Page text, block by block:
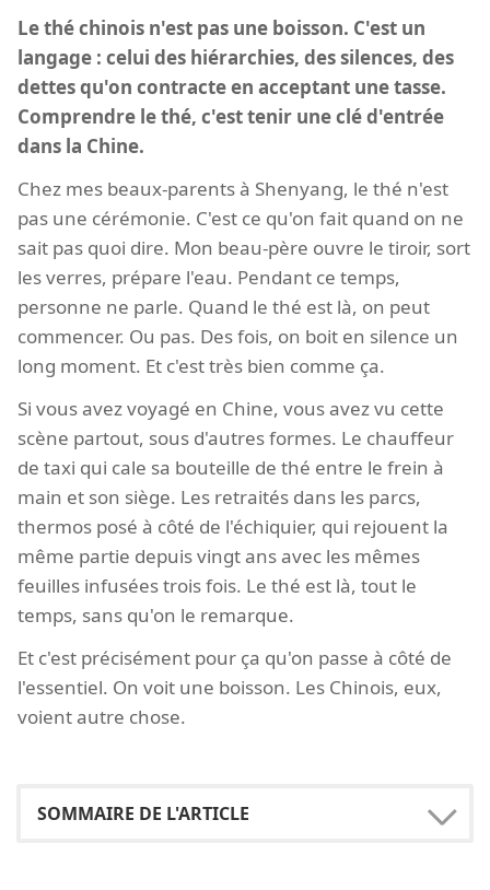
Le thé chinois n'est pas une boisson. C'est un
langage : celui des hiérarchies, des silences, des
dettes qu'on contracte en acceptant une tasse.
Comprendre le thé, c'est tenir une clé d'entrée
dans la Chine.
Chez mes beaux-parents à Shenyang, le thé n'est
pas une cérémonie. C'est ce qu'on fait quand on ne
sait pas quoi dire. Mon beau-père ouvre le tiroir, sort
les verres, prépare l'eau. Pendant ce temps,
personne ne parle. Quand le thé est là, on peut
commencer. Ou pas. Des fois, on boit en silence un
long moment. Et c'est très bien comme ça.
Si vous avez voyagé en Chine, vous avez vu cette
scène partout, sous d'autres formes. Le chauffeur
de taxi qui cale sa bouteille de thé entre le frein à
main et son siège. Les retraités dans les parcs,
thermos posé à côté de l'échiquier, qui rejouent la
même partie depuis vingt ans avec les mêmes
feuilles infusées trois fois. Le thé est là, tout le
temps, sans qu'on le remarque.
Et c'est précisément pour ça qu'on passe à côté de
l'essentiel. On voit une boisson. Les Chinois, eux,
voient autre chose.